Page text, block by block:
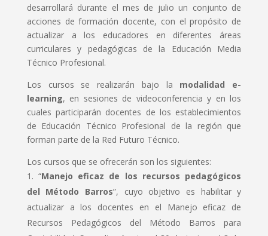
desarrollará durante el mes de julio un conjunto de
acciones de formación docente, con el propósito de
actualizar a los educadores en diferentes áreas
curriculares y pedagógicas de la Educación Media
Técnico Profesional.
Los cursos se realizarán bajo la modalidad e-
learning, en sesiones de videoconferencia y en los
cuales participarán docentes de los establecimientos
de Educación Técnico Profesional de la región que
forman parte de la Red Futuro Técnico.
Los cursos que se ofrecerán son los siguientes:
“Manejo eficaz de los recursos pedagógicos
del Método Barros”, cuyo objetivo es habilitar y
actualizar a los docentes en el Manejo eficaz de
Recursos Pedagógicos del Método Barros para